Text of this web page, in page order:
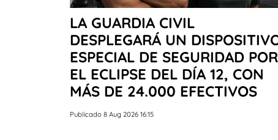
LA GUARDIA CIVIL
DESPLEGARÁ UN
ESPECIAL DE SEGURIDAD POR
EL ECLIPSE DEL DÍA 12, CON
MÁS DE 24.000 EFECTIVOS
Publicado 8 Aug 2026 16:15